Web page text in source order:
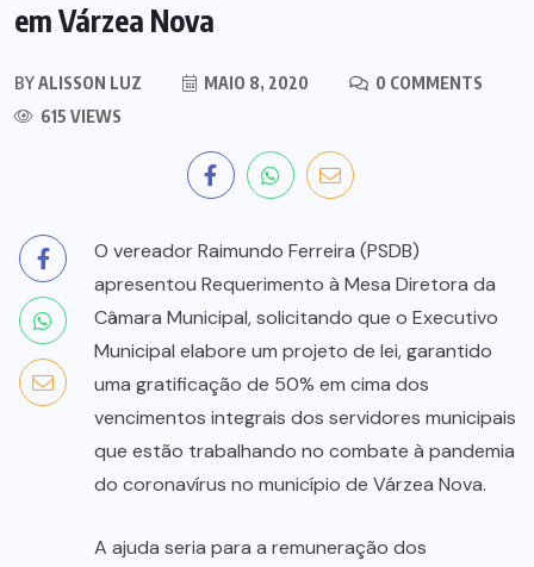
em Várzea Nova
BYALISSON LUZ MAIO 8, 2020
0 COMMENTS
615 VIEWS
O vereador Raimundo Ferreira (PSDB)
apresentou Requerimento à Mesa Diretora da
Câmara Municipal, solicitando que o Executivo
Municipal elabore um projeto de lei, garantido
uma gratificação de 50% em cima dos
vencimentos integrais dos servidores municipais
que estão trabalhando no combate à pandemia
do coronavírus no município de Várzea Nova.
A ajuda seria para a remuneração dos